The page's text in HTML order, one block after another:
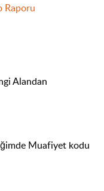
Raporu
Alandan
Muafiyet kodu